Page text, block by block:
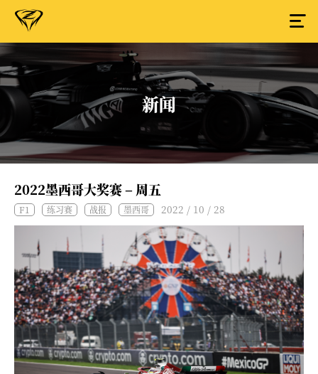
新闻
2022墨西哥大奖赛 – 周五
F1 练习赛 战报 墨西哥 2022 / 10 / 28